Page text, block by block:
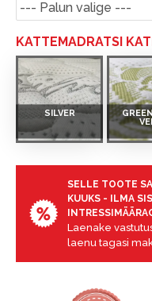
KATTEMADRATSI
SILVER
SELLE TOOTE
KUUKS - ILMA
Laenake
laenu tagasi